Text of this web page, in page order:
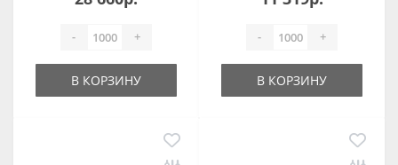
- +
В КОРЗИНУ
- +
В КОРЗИНУ